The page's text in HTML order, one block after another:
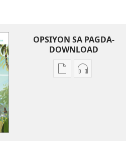
OPSIYON SA PAGDA-
DOWNLOAD
OpsiyonOpsiyon